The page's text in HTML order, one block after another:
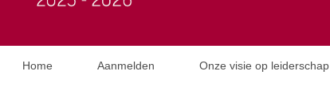
Home Aanmelden Onze visie op leiderschap